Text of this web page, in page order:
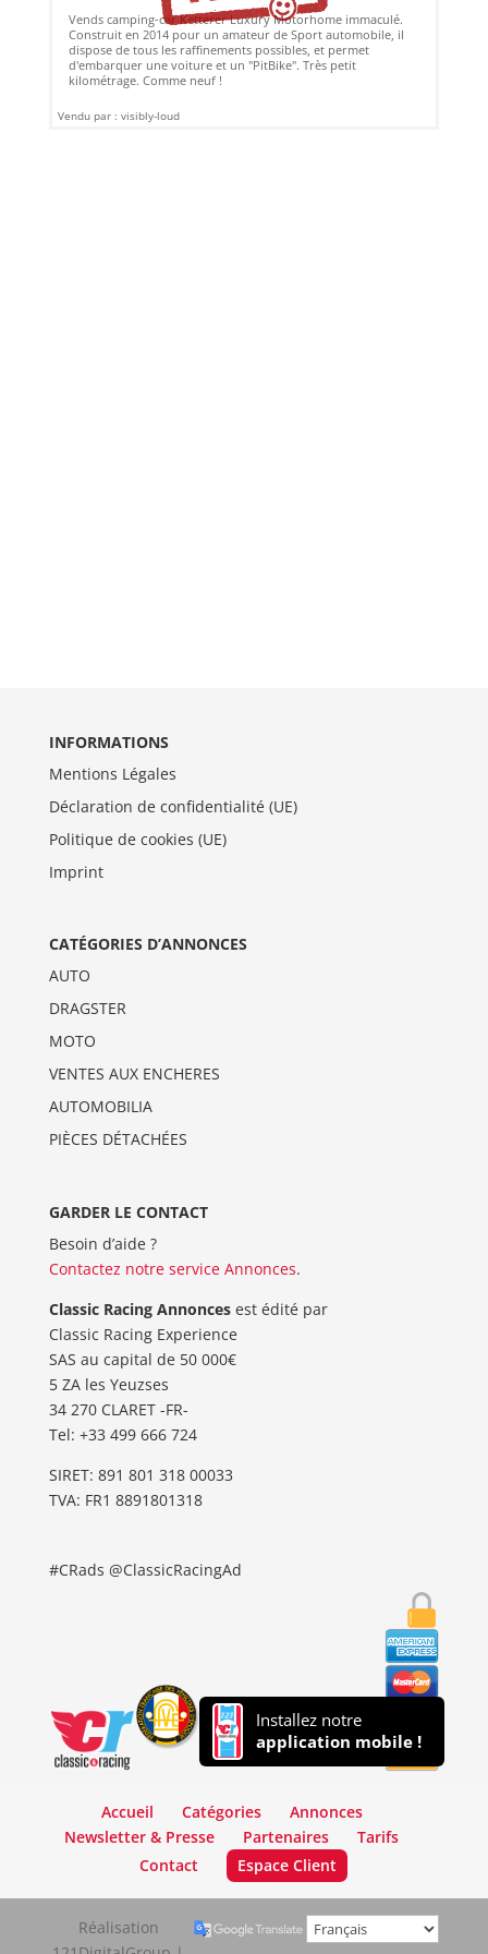
Vends camping-car Ketterer Luxury Motorhome immaculé.
Construit en 2014 pour un amateur de Sport automobile, il
dispose de tous les raffinements possibles, et permet
d'embarquer une voiture et un "PitBike". Très petit
kilométrage. Comme neuf !
Vendu par : visibly-loud
INFORMATIONS
Mentions Légales
Déclaration de confidentialité (UE)
Politique de cookies (UE)
Imprint
CATÉGORIES D’ANNONCES
AUTO
DRAGSTER
MOTO
VENTES AUX ENCHERES
AUTOMOBILIA
PIÈCES DÉTACHÉES
GARDER LE CONTACT
Besoin d’aide ?
Contactez notre service Annonces.
Classic Racing Annoncesest édité par
Classic Racing Experience
SAS au capital de 50 000€
5 ZA les Yeuzses
34 270 CLARET -FR-
Tel: ‭+33 499 666 724‬
SIRET: 891 801 318 00033
TVA: FR1 8891801318
#CRads @ClassicRacingAd
Installez notre
application mobile !
Accueil Catégories
Annonces
Newsletter & Presse
Partenaires
Tarifs
Contact
Espace Client
Réalisation